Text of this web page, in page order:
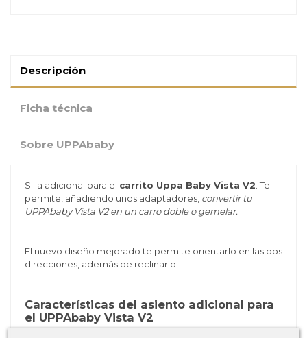
Descripción
Ficha técnica
Sobre UPPAbaby
Silla adicional para el carrito Uppa Baby Vista V2 . Te
permite, añadiendo unos adaptadores, convertir tu
UPPAbaby Vista V2 en un carro doble o gemelar.
El nuevo diseño mejorado te permite orientarlo en las dos
direcciones, además de reclinarlo.
Características del asiento adicional para
el UPPAbaby Vista V2